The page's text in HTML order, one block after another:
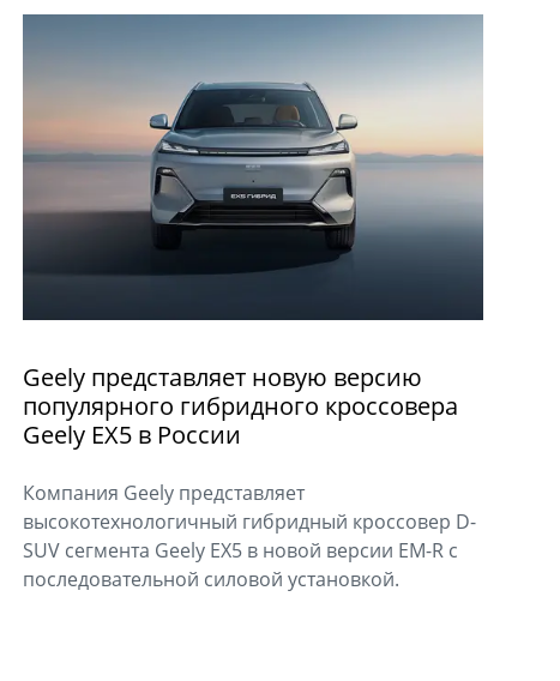
Geely представляет новую версию
популярного гибридного кроссовера
Geely EX5 в России
Компания Geely представляет
высокотехнологичный гибридный кроссовер D-
SUV сегмента Geely EX5 в новой версии EM-R с
последовательной силовой установкой.